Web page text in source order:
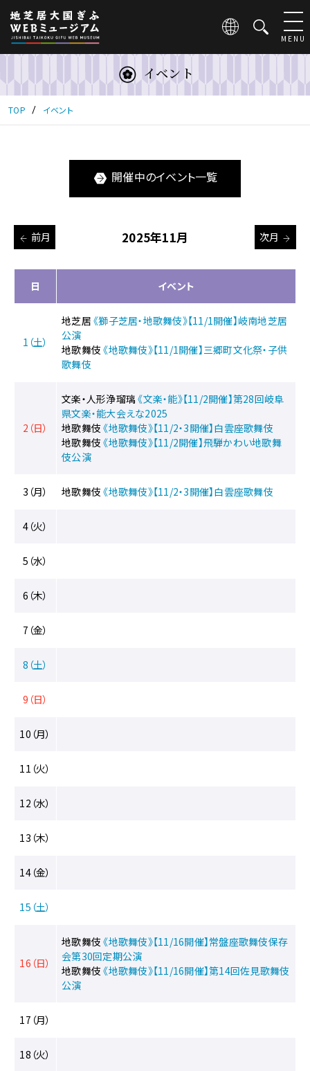
ー
は
地
芝
居
の
ー
ジ
本
へ
メ
ュ
へ
移
MENU
イベント
TOP イベント
開催中のイベント一覧
前月 2025年11月 次月
日 イベント
1（土）
地芝居 《獅子芝居・地歌舞伎》【11/1開催】岐南地芝居
公演
地歌舞伎 《地歌舞伎》【11/1開催】三郷町文化祭・子供
歌舞伎
2（日）
文楽・人形浄瑠璃 《文楽・能》【11/2開催】第28回岐阜
県文楽・能大会えな2025
地歌舞伎 《地歌舞伎》【11/2・3開催】白雲座歌舞伎
地歌舞伎 《地歌舞伎》【11/2開催】飛騨かわい地歌舞
伎公演
3（月） 地歌舞伎 《地歌舞伎》【11/2・3開催】白雲座歌舞伎
4（火）
5（水）
6（木）
7（金）
8（土）
9（日）
10（月）
11（火）
12（水）
13（木）
14（金）
15（土）
16（日）
地歌舞伎 《地歌舞伎》【11/16開催】常盤座歌舞伎保存
会第30回定期公演
地歌舞伎 《地歌舞伎》【11/16開催】第14回佐見歌舞伎
公演
17（月）
18（火）